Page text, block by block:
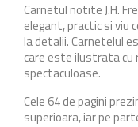
Carnetul notite J.H.
elegant, practic si viu
la detalii. Carnetelul
care este ilustrata cu
spectaculoase.
Cele 64 de pagini
superioara, iar pe